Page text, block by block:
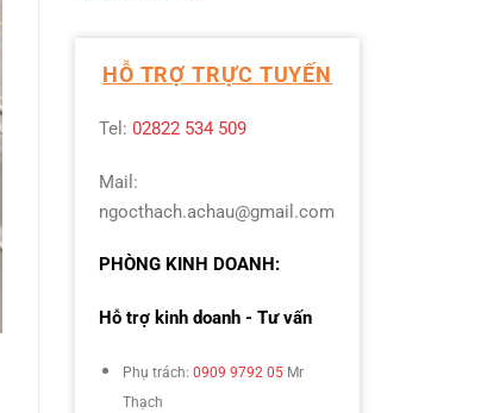
HỖ TRỢ TRỰC TUYẾN
Tel: 02822 534 509
Mail:
ngocthach.achau@gmail.com
PHÒNG KINH DOANH:
Hỗ trợ kinh doanh - Tư vấn
Phụ trách: 0909 9792 05 Mr
Thạch